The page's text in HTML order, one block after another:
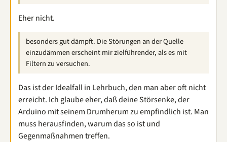
Eher nicht.
besonders gut dämpft. Die Störungen an der Quelle
einzudämmen erscheint mir zielführender, als es mit
Filtern zu versuchen.
Das ist der Idealfall in Lehrbuch, den man aber oft nicht
erreicht. Ich glaube eher, daß deine Störsenke, der
Arduino mit seinem Drumherum zu empfindlich ist. Man
muss herausfinden, warum das so ist und
Gegenmaßnahmen treffen.